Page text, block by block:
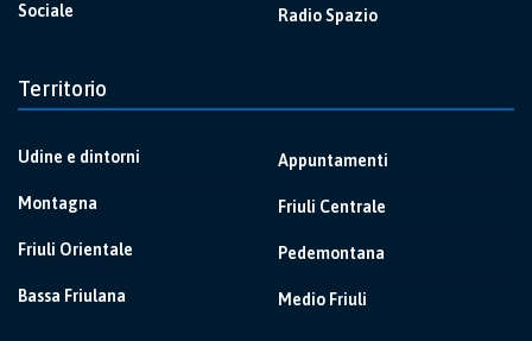
Sociale Radio Spazio
Territorio
Udine e dintorni
Montagna
Friuli Orientale
Bassa Friulana
Appuntamenti
Friuli Centrale
Pedemontana
Medio Friuli